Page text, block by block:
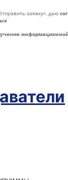
заявку», даю